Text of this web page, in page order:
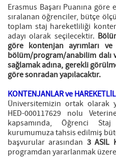
Erasmus Başarı Puanına
sıralanan öğrenciler, bütçe
toplam staj hareketliliği
adayı olarak seçilecektir.
göre kontenjan ayrımları ve
bölüm/program/anabilim dalı
sağlamak adına, gerekli
göre sonradan yapılacaktır.
KONTENJANLAR ve
Üniversitemizin ortak olarak
HED-000117629 nolu
kapsamında, Öğrenci
kurumumuza tahsis edilmiş
başvurular arasından 3 ASIL
programdan yararlanmak